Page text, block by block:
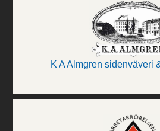
K A Almgren sidenväveri